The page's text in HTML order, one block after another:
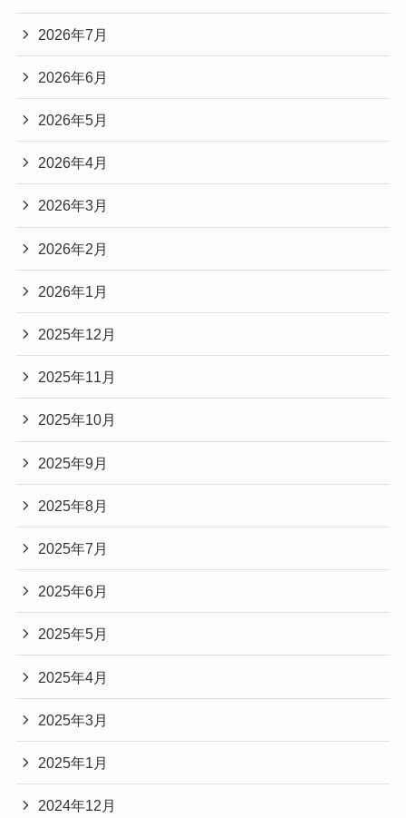
2026年7月
2026年6月
2026年5月
2026年4月
2026年3月
2026年2月
2026年1月
2025年12月
2025年11月
2025年10月
2025年9月
2025年8月
2025年7月
2025年6月
2025年5月
2025年4月
2025年3月
2025年1月
2024年12月